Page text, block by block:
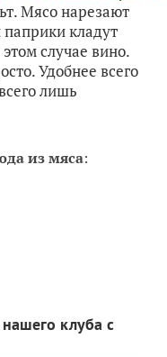
Мясо нарезают
кладут
случае вино.
Удобнее всего
лишь
из мяса:
клуба с